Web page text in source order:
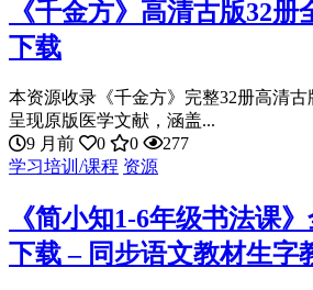
《千金方》高清古版32
下载
本资源收录《千金方》完整32册高清
呈现原版医学文献，涵盖...
9 月前
0 0
277
学习培训/课程 资源
《简小知1-6年级书法课
下载 – 同步语文教材生字